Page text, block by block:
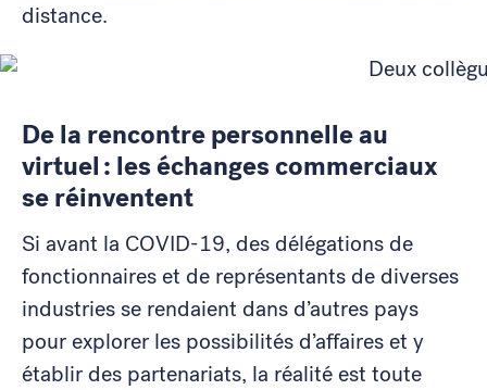
distance.
De la rencontre personnelle au
virtuel : les échanges commerciaux
se réinventent
Si avant la COVID-19, des délégations de
fonctionnaires et de représentants de diverses
industries se rendaient dans d’autres pays
pour explorer les possibilités d’affaires et y
établir des partenariats, la réalité est toute